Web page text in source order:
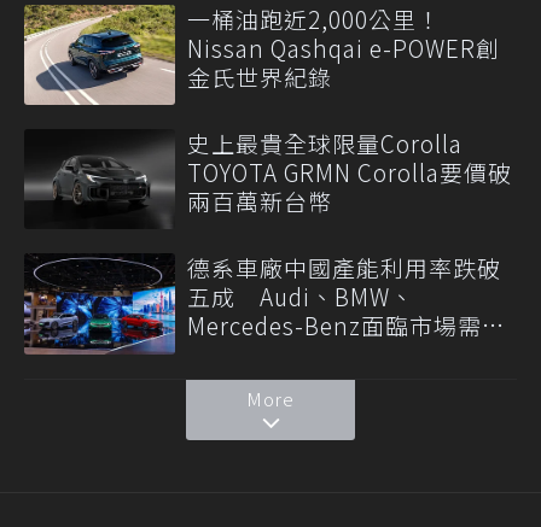
一桶油跑近2,000公里！
Nissan Qashqai e-POWER創
金氏世界紀錄
史上最貴全球限量Corolla
TOYOTA GRMN Corolla要價破
兩百萬新台幣
德系車廠中國產能利用率跌破
五成 Audi、BMW、
Mercedes-Benz面臨市場需求
More